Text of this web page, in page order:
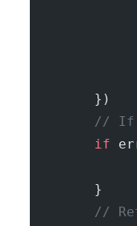
        })
//
        if
        }
//